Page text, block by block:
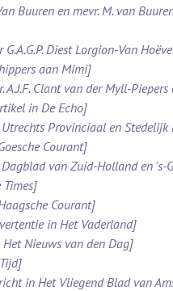
Buuren en mevr. M. van
Diest Lorgion-Van
aan Mimi]
A.J.F. Clant van der Myll-
in De Echo]
Provinciaal en Stedelijk
Courant]
van Zuid-Holland en 's-
Courant]
in Het Vaderland]
Nieuws van den Dag]
in Het Vliegend Blad van